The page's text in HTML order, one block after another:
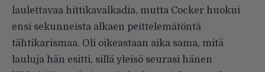
laulettavaa hittikavalkadia, mutta Cocker huokui
ensi sekunneista alkaen peittelemätöntä
tähtikarismaa. Oli oikeastaan aika sama, mitä
lauluja hän esitti, sillä yleisö seurasi hänen